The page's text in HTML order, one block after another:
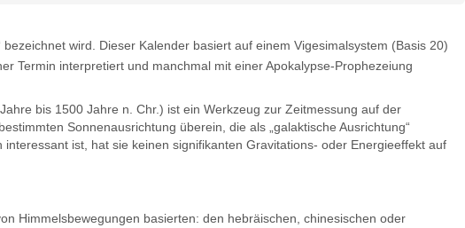
wird. Dieser Kalender basiert auf einem Vigesimalsystem (Basis 20)
Termin interpretiert und manchmal mit einer Apokalypse-Prophezeiung
bis 1500 Jahre n. Chr.) ist ein Werkzeug zur Zeitmessung auf der
Sonnenausrichtung überein, die als „galaktische Ausrichtung“
ist, hat sie keinen signifikanten Gravitations- oder Energieeffekt auf
Himmelsbewegungen basierten: den hebräischen, chinesischen oder